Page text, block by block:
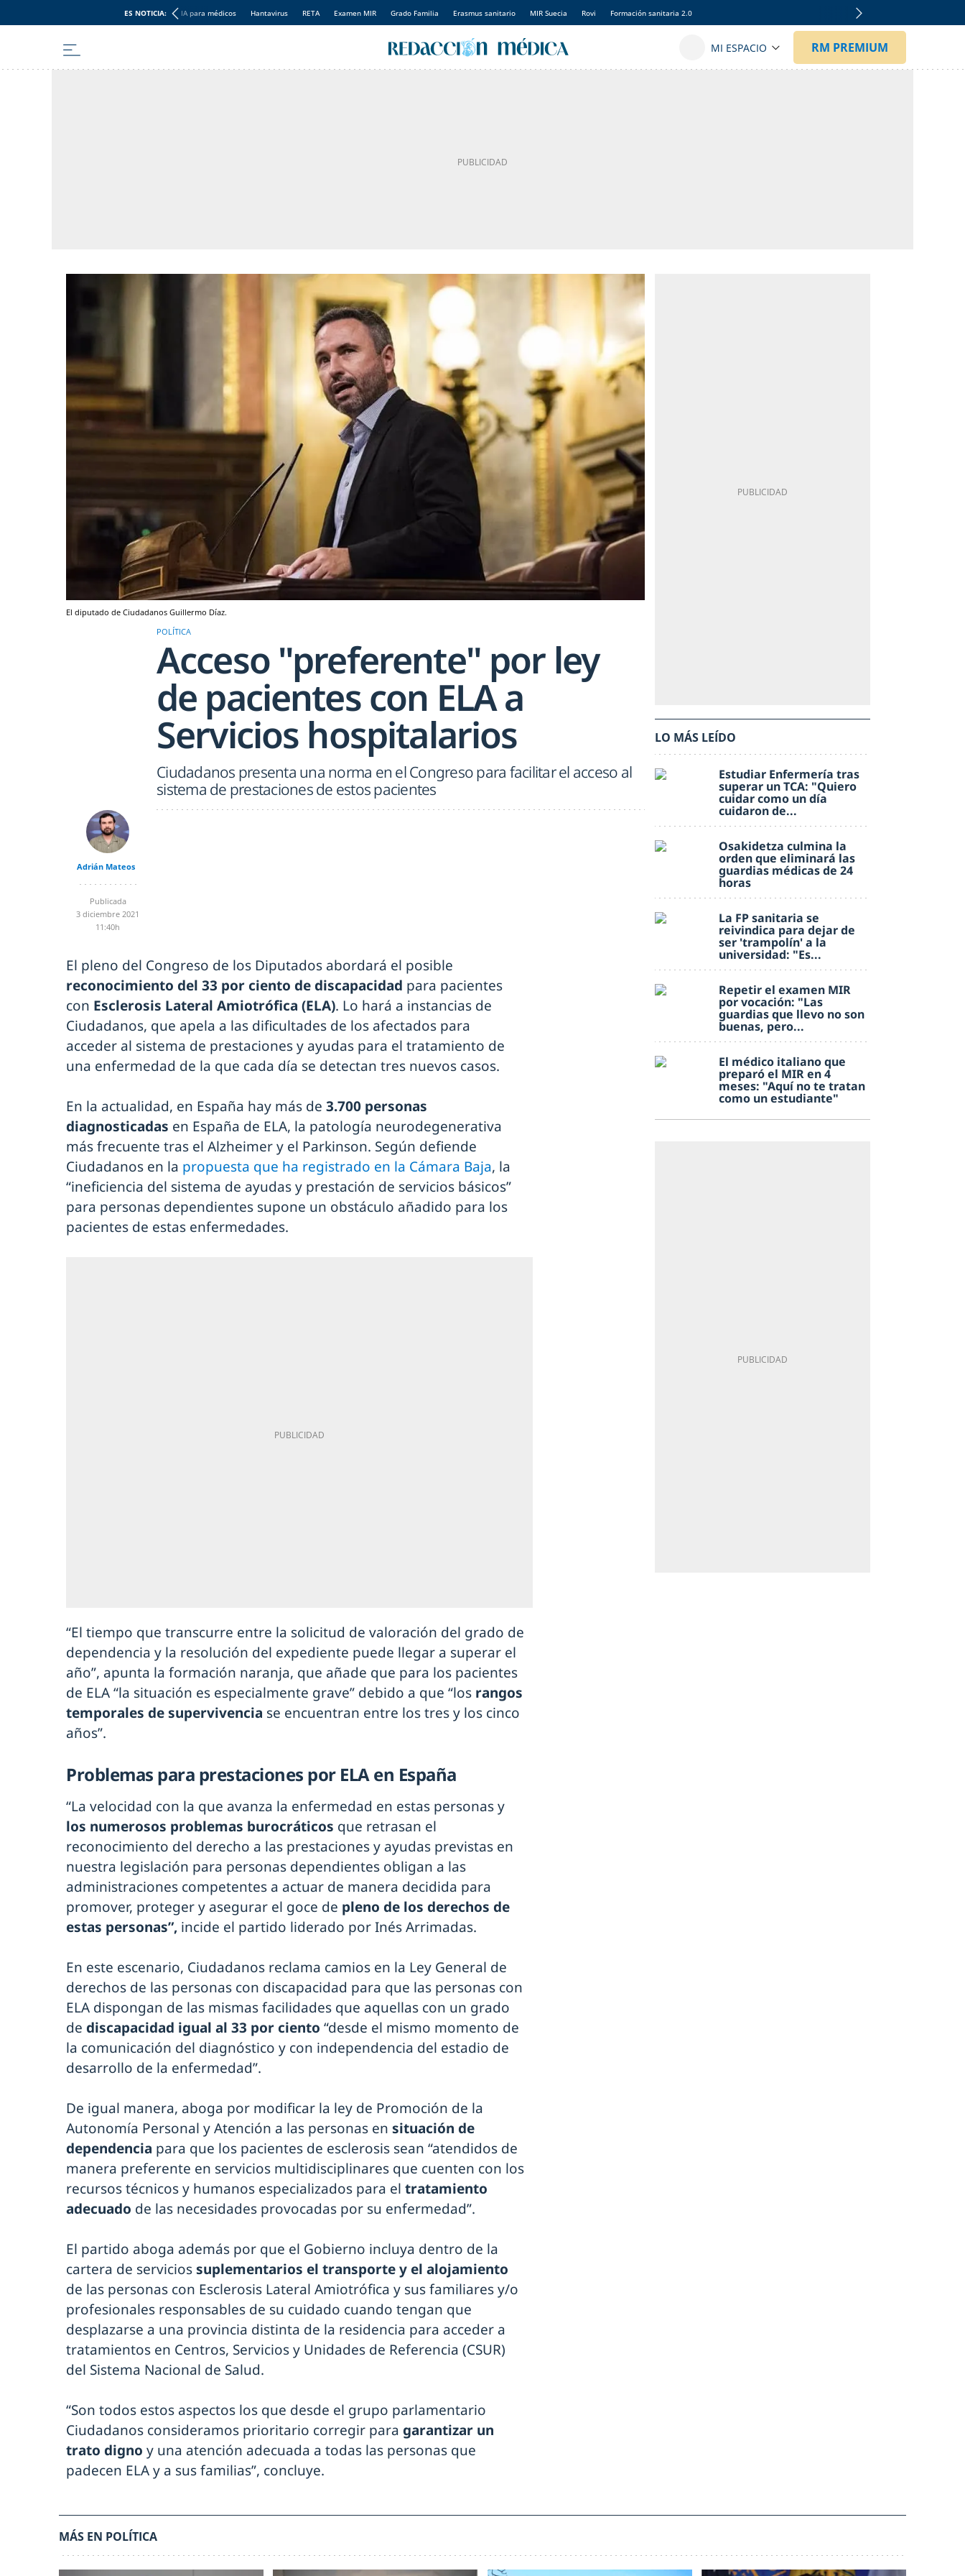
ES NOTICIA: IA para médicos Hantavirus RETA Examen MIR Grado Familia Erasmus sanitario MIR Suecia Rovi Formación sanitaria 2.0
El diputado de Ciudadanos Guillermo Díaz.
POLÍTICA
Acceso "preferente" por ley
de pacientes con ELA a
Servicios hospitalarios
Ciudadanos presenta una norma en el Congreso para facilitar el acceso al
sistema de prestaciones de estos pacientes
Adrián Mateos
Publicada
3 diciembre 2021
11:40h
El pleno del Congreso de los Diputados abordará el posible
reconocimiento del 33 por ciento de discapacidad para pacientes
con Esclerosis Lateral Amiotrófica (ELA). Lo hará a instancias de
Ciudadanos, que apela a las dificultades de los afectados para
acceder al sistema de prestaciones y ayudas para el tratamiento de
una enfermedad de la que cada día se detectan tres nuevos casos.
En la actualidad, en España hay más de 3.700 personas
diagnosticadas en España de ELA, la patología neurodegenerativa
más frecuente tras el Alzheimer y el Parkinson. Según defiende
Ciudadanos en la propuesta que ha registrado en la Cámara Baja, la
“ineficiencia del sistema de ayudas y prestación de servicios básicos”
para personas dependientes supone un obstáculo añadido para los
pacientes de estas enfermedades.
“El tiempo que transcurre entre la solicitud de valoración del grado de
dependencia y la resolución del expediente puede llegar a superar el
año”, apunta la formación naranja, que añade que para los pacientes
de ELA “la situación es especialmente grave” debido a que “los rangos
temporales de supervivencia se encuentran entre los tres y los cinco
años”.
Problemas para prestaciones por ELA en España
“La velocidad con la que avanza la enfermedad en estas personas y
los numerosos problemas burocráticos que retrasan el
reconocimiento del derecho a las prestaciones y ayudas previstas en
nuestra legislación para personas dependientes obligan a las
administraciones competentes a actuar de manera decidida para
promover, proteger y asegurar el goce de pleno de los derechos de
estas personas”, incide el partido liderado por Inés Arrimadas.
En este escenario, Ciudadanos reclama camios en la Ley General de
derechos de las personas con discapacidad para que las personas con
ELA dispongan de las mismas facilidades que aquellas con un grado
de discapacidad igual al 33 por ciento “desde el mismo momento de
la comunicación del diagnóstico y con independencia del estadio de
desarrollo de la enfermedad”.
De igual manera, aboga por modificar la ley de Promoción de la
Autonomía Personal y Atención a las personas en situación de
dependencia para que los pacientes de esclerosis sean “atendidos de
manera preferente en servicios multidisciplinares que cuenten con los
recursos técnicos y humanos especializados para el tratamiento
adecuado de las necesidades provocadas por su enfermedad”.
El partido aboga además por que el Gobierno incluya dentro de la
cartera de serviciossuplementarios el transporte y el alojamiento
de las personas con Esclerosis Lateral Amiotrófica y sus familiares y/o
profesionales responsables de su cuidado cuando tengan que
desplazarse a una provincia distinta de la residencia para acceder a
tratamientos en Centros, Servicios y Unidades de Referencia (CSUR)
del Sistema Nacional de Salud.
“Son todos estos aspectos los que desde el grupo parlamentario
Ciudadanos consideramos prioritario corregir para garantizar un
trato digno y una atención adecuada a todas las personas que
padecen ELA y a sus familias”, concluye.
LO MÁS LEÍDO
Estudiar Enfermería tras
superar un TCA: "Quiero
cuidar como un día
cuidaron de...
Osakidetza culmina la
orden que eliminará las
guardias médicas de 24
horas
La FP sanitaria se
reivindica para dejar de
ser 'trampolín' a la
universidad: "Es...
Repetir el examen MIR
por vocación: "Las
guardias que llevo no son
buenas, pero...
El médico italiano que
preparó el MIR en 4
meses: "Aquí no te tratan
como un estudiante"
MÁS EN POLÍTICA